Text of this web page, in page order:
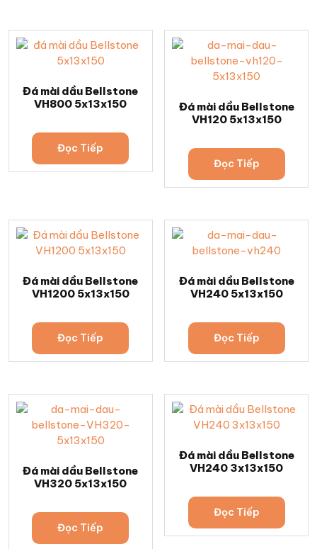
Đá mài dầu Bellstone
VH800 5x13x150
Đọc Tiếp
Đá mài dầu Bellstone
VH120 5x13x150
Đọc Tiếp
Đá mài dầu Bellstone
VH1200 5x13x150
Đọc Tiếp
Đá mài dầu Bellstone
VH240 5x13x150
Đọc Tiếp
Đá mài dầu Bellstone
VH320 5x13x150
Đọc Tiếp
Đá mài dầu Bellstone
VH240 3x13x150
Đọc Tiếp